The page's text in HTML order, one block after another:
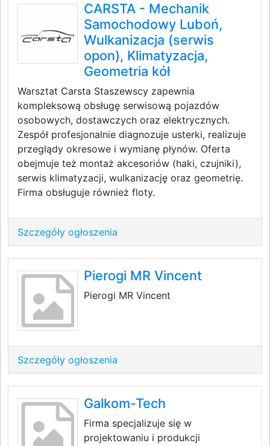
CARSTA - Mechanik
Samochodowy Luboń,
Wulkanizacja (serwis
opon), Klimatyzacja,
Geometria kół
Warsztat Carsta Staszewscy zapewnia
kompleksową obsługę serwisową pojazdów
osobowych, dostawczych oraz elektrycznych.
Zespół profesjonalnie diagnozuje usterki, realizuje
przeglądy okresowe i wymianę płynów. Oferta
obejmuje też montaż akcesoriów (haki, czujniki),
serwis klimatyzacji, wulkanizację oraz geometrię.
Firma obsługuje również floty.
Szczegóły ogłoszenia
Pierogi MR Vincent
Pierogi MR Vincent
Szczegóły ogłoszenia
Galkom-Tech
Firma specjalizuje się w
projektowaniu i produkcji